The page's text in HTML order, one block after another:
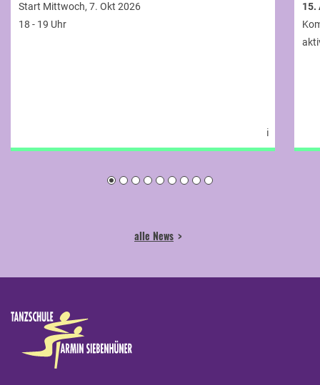
Start Mittwoch, 7. Okt 2026
18 - 19 Uhr
ℹ
15.
alle News